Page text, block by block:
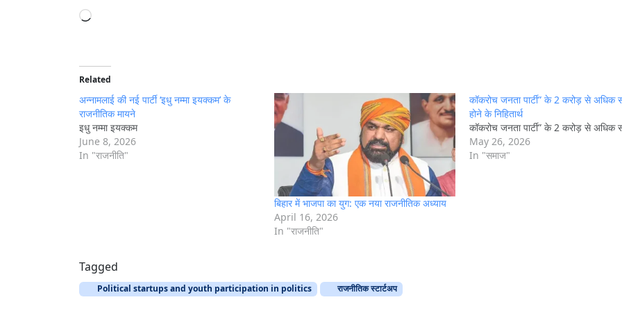
L
d
i
n
g
…
Related
अन्नामलाई की नई पार्टी ‘इधु नम्मा इयक्कम’ के
राजनीतिक मायने
इधु नम्मा इयक्कम
June 8, 2026
In "राजनीति"
बिहार में भाजपा का युग: एक नया राजनीतिक अध्याय
April 16, 2026
In "राजनीति"
कॉकरोच जनता पार्टी” के 2 करोड़ से अधिक
होने के निहितार्थ
कॉकरोच जनता पार्टी” के 2 करोड़ से अधिक
May 26, 2026
In "समाज"
Tagged
Political startups and youth participation in politics राजनीतिक स्टार्टअप